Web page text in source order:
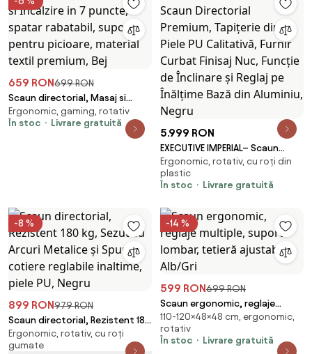
659 RON699 RON
Scaun directorial, Masaj si
Incalzire in 7 puncte, spatar
rabatabil, suport pentru
Ergonomic, gaming, rotativ
În stoc
Livrare gratuită
5.999 RON
EXECUTIVE IMPERIAL– Scaun
Directorial Premium, Tapițerie
din Piele PU Calitativă, Furnir
Curbat Finisaj Nuc, Funcție de
Bază din Aluminiu, Negru
Ergonomic, rotativ, cu roți din
plastic
În stoc
Livrare gratuită
-8 %
899 RON979 RON
Scaun directorial, Rezistent 180
kg, Sezut cu Arcuri Metalice și
Spumă, cotiere reglabile
Ergonomic, rotativ, cu roți
gumate
-14 %
599 RON699 RON
Scaun ergonomic, reglaje
multiple, suport lombar, tetieră
ajustabilă, Alb/Gri
110-120×48×48 cm, ergonomic,
rotativ
În stoc
Livrare gratuită